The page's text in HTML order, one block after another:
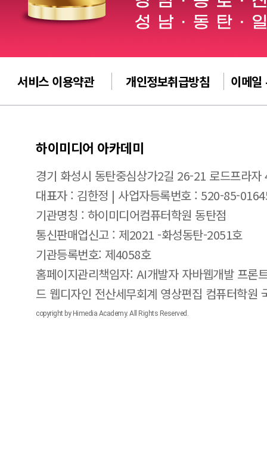
서비스 이용약관 개인정보취급방침 이메일
하이미디어 아카데미
경기 화성시 동탄중심상가2길 26-21 로드프라자
대표자 : 김한정 | 사업자등록번호 : 520-85-
기관명칭 : 하이미디어컴퓨터학원 동탄점
통신판매업신고 : 제2021 -화성동탄-2051호
기관등록번호: 제4058호
홈페이지관리책임자: AI개발자 자바웹개발 프론
드 웹디자인 전산세무회계 영상편집 컴퓨터학원
copyright by Himedia Academy. All Rights Reserved.